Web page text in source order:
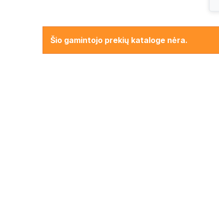
kuro sąnaudas ir užtikrina maksimalų saugumą
Pasirinkite MOTRIO CONTINENTAL –
Šio gamintojo prekių kataloge nėra.